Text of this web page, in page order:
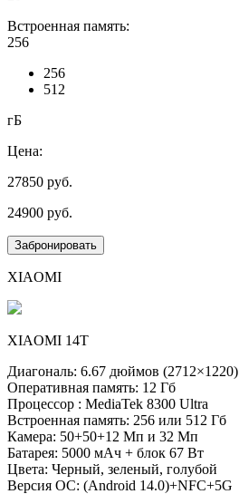
Встроенная память:
256
256
512
гБ
Цена:
27850 руб.
24900 руб.
Забронировать
XIAOMI
XIAOMI 14T
Диагональ: 6.67 дюймов (2712×1220)
Оперативная память: 12 Гб
Процессор : MediaTek 8300 Ultra
Встроенная память: 256 или 512 Гб
Камера: 50+50+12 Мп и 32 Мп
Батарея: 5000 мАч + блок 67 Вт
Цвета: Черный, зеленый, голубой
Версия ОС: (Android 14.0)+NFC+5G